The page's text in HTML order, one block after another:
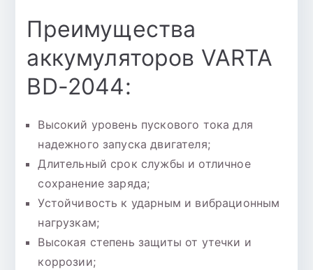
Преимущества
аккумуляторов VARTA
BD-2044:
Высокий уровень пускового тока для
надежного запуска двигателя;
Длительный срок службы и отличное
сохранение заряда;
Устойчивость к ударным и вибрационным
нагрузкам;
Высокая степень защиты от утечки и
коррозии;